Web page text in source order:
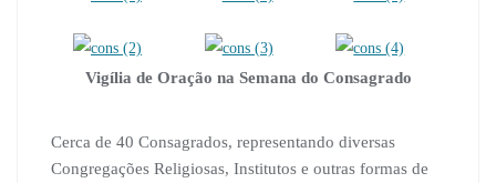
Vigília de Oração na Semana do Consagrado
Cerca de 40 Consagrados, representando diversas
Congregações Religiosas, Institutos e outras formas de